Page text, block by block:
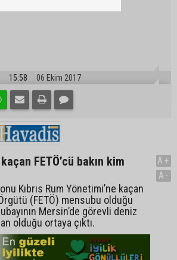
15:58 06 Ekim 2017
FETÖ’cü bakın kim
Kıbrıs Rum Yönetimi’ne kaçan
(FETÖ) mensubu olduğu
Mersin’de görevli deniz
olduğu ortaya çıktı.
A+
A-